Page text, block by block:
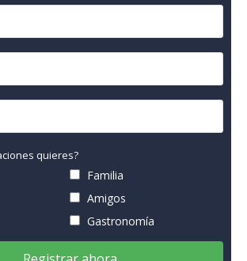
quieres?
Familia
Amigos
Gastronomía